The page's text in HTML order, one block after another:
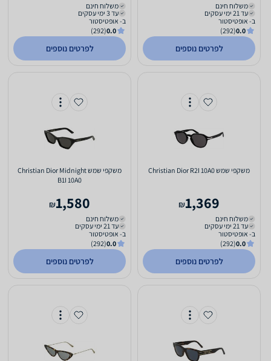
משלוח חינם
עד 21 ימי עסקים
ב- אופטיסטור
0.0
(292)
לפרטים נוספים
משלוח חינם
עד 3 ימי עסקים
ב- אופטיסטור
0.0
(292)
לפרטים נוספים
משקפי שמש Christian Dior R2I 10A0
1,369
₪
משלוח חינם
עד 21 ימי עסקים
ב- אופטיסטור
0.0
(292)
לפרטים נוספים
משקפי שמש Christian Dior Midnight
B1I 10A0
1,580
₪
משלוח חינם
עד 21 ימי עסקים
ב- אופטיסטור
0.0
(292)
לפרטים נוספים